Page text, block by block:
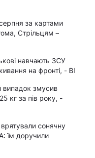
за картами
Стрільцям –
навчають ЗСУ
на фронті, - BI
випадок змусив
кг за пів року, -
врятували сонячну
їм доручили